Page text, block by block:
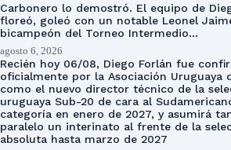
Carbonero lo demostró. El equipo de
floreó, goleó con un notable Leonel
bicampeón del Torneo Intermedio…
agosto 6, 2026
Recién hoy 06/08, Diego Forlán fue
oficialmente por la Asociación Uruguaya
como el nuevo director técnico de la
uruguaya Sub-20 de cara al
categoría en enero de 2027, y asumirá
paralelo un interinato al frente de la
absoluta hasta marzo de 2027